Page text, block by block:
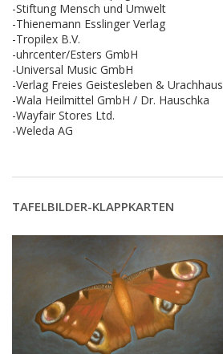
-Stiftung Mensch und Umwelt
-Thienemann Esslinger Verlag
-Tropilex B.V.
-uhrcenter/Esters GmbH
-Universal Music GmbH
-Verlag Freies Geistesleben & Urachhaus
-Wala Heilmittel GmbH / Dr. Hauschka
-Wayfair Stores Ltd.
-Weleda AG
TAFELBILDER-KLAPPKARTEN